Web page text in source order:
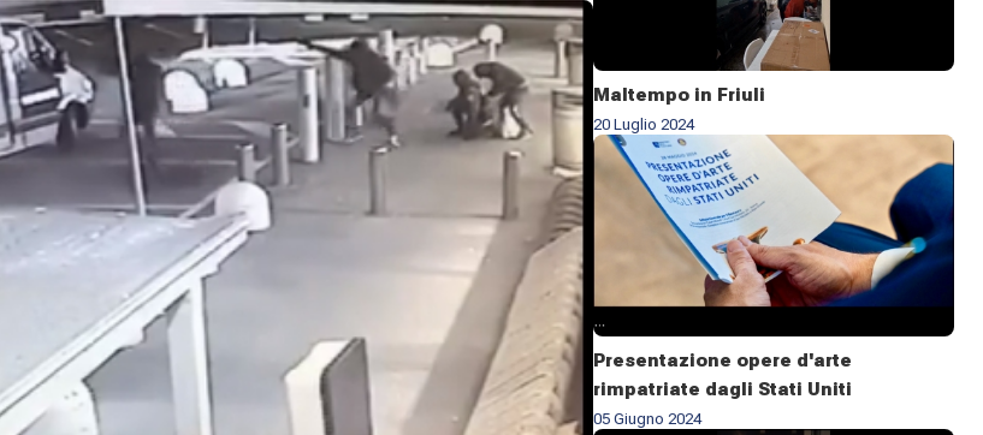
Maltempo in Friuli
20 Luglio 2024
Presentazione opere d'arte
rimpatriate dagli Stati Uniti
05 Giugno 2024